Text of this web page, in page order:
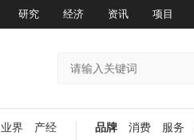
研究 经济 资讯 项目
业界
产经
品牌 消费 服务